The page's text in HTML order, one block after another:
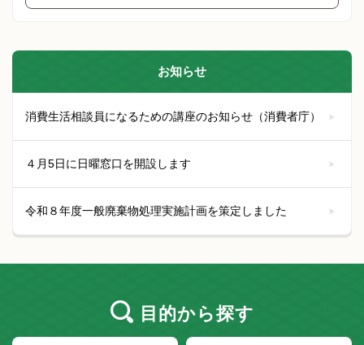
お知らせ
消費生活相談員になるための講座のお知らせ（消費者庁）
４月5日に日曜窓口を開設します
令和８年度一般廃棄物処理実施計画を策定しました
目的から探す